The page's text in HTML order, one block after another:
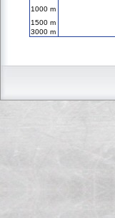
1000 m
1500 m
3000 m